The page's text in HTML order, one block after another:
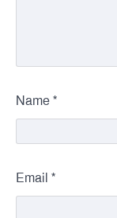
Name *
Email *